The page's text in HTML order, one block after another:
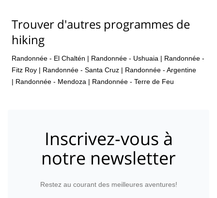
Trouver d'autres programmes de
hiking
Randonnée - El Chaltén | Randonnée - Ushuaia | Randonnée -
Fitz Roy | Randonnée - Santa Cruz | Randonnée - Argentine
| Randonnée - Mendoza | Randonnée - Terre de Feu
Inscrivez-vous à
notre newsletter
Restez au courant des meilleures aventures!